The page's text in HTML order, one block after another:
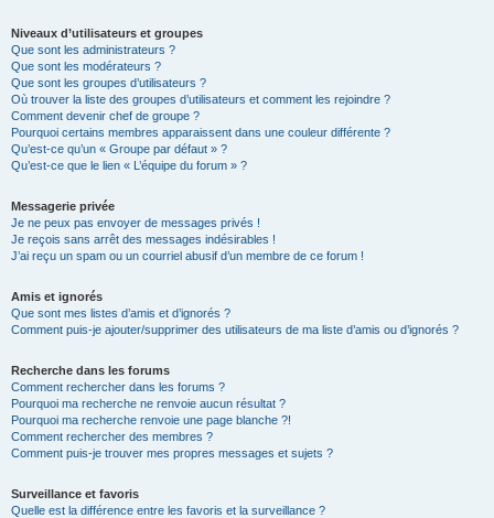
Niveaux d’utilisateurs et groupes
Que sont les administrateurs ?
Que sont les modérateurs ?
Que sont les groupes d’utilisateurs ?
Où trouver la liste des groupes d’utilisateurs et comment les rejoindre ?
Comment devenir chef de groupe ?
Pourquoi certains membres apparaissent dans une couleur différente ?
Qu’est-ce qu’un « Groupe par défaut » ?
Qu’est-ce que le lien « L’équipe du forum » ?
Messagerie privée
Je ne peux pas envoyer de messages privés !
Je reçois sans arrêt des messages indésirables !
J’ai reçu un spam ou un courriel abusif d’un membre de ce forum !
Amis et ignorés
Que sont mes listes d’amis et d’ignorés ?
Comment puis-je ajouter/supprimer des utilisateurs de ma liste d’amis ou d’ignorés ?
Recherche dans les forums
Comment rechercher dans les forums ?
Pourquoi ma recherche ne renvoie aucun résultat ?
Pourquoi ma recherche renvoie une page blanche ?!
Comment rechercher des membres ?
Comment puis-je trouver mes propres messages et sujets ?
Surveillance et favoris
Quelle est la différence entre les favoris et la surveillance ?